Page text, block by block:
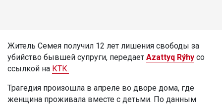
Житель Семея получил 12 лет лишения свободы за
убийство бывшей супруги, передает Azattyq Rýhy со
ссылкой на КТК.
Трагедия произошла в апреле во дворе дома, где
женщина проживала вместе с детьми. По данным